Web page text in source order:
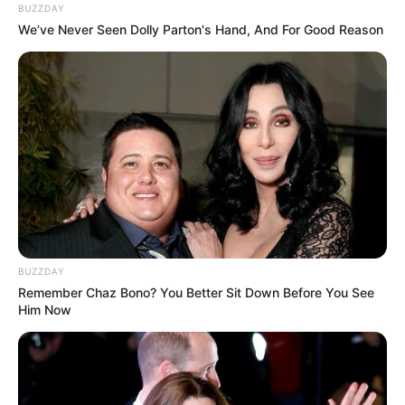
Arrivée PMU du QUINTÉ GRAND PRIX
BARON D’ARDEUIL AOC BUZET
2 – 4 – 1 – 14 – 13
Meilleur pronostic Quinté du Jour
Ouest-France : 2 – 4 – 1 – 5 – 3 – 13 – 9 – 14
Le Quinté du jour selon votre horoscope
BUZZDAY
We’ve Never Seen Dolly Parton's Hand, And For Good Reason
BUZZDAY
Remember Chaz Bono? You Better Sit Down Before You See
Him Now